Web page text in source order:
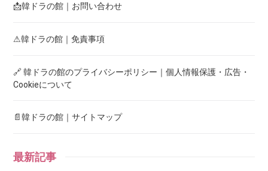
📩韓ドラの館｜お問い合わせ
⚠韓ドラの館｜免責事項
🔗 韓ドラの館のプライバシーポリシー｜個人情報保護・広告・
Cookieについて
📄韓ドラの館｜サイトマップ
最新記事